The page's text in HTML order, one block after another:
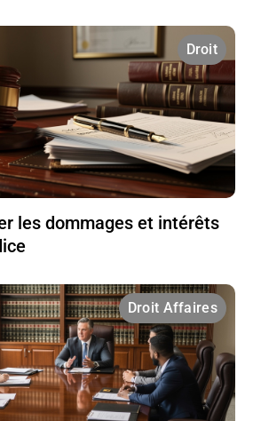
Droit
les dommages et intérêts
Droit Affaires